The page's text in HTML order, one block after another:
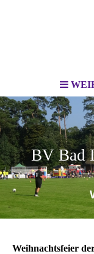
BV Bad
Weihnachtsfeier